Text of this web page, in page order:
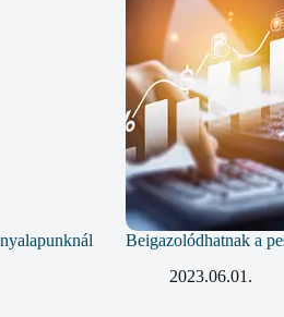
Beigazolódhatnak a
2023.06.01.